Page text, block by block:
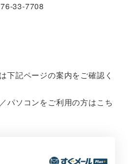
7708
下記ページの案内をご確認く
パソコンをご利用の方はこち